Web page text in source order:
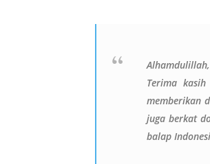
Terima
memberikan
juga berkat
balap